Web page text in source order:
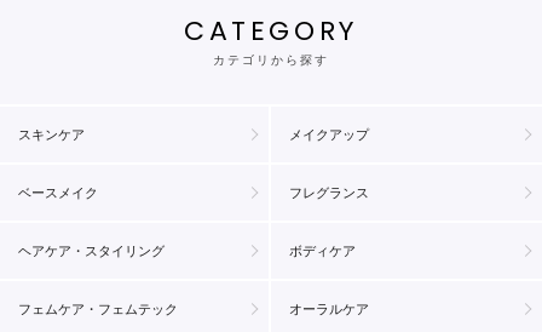
CATEGORY
カテゴリから探す
スキンケア メイクアップ
ベースメイク フレグランス
ヘアケア・スタイリング ボディケア
フェムケア・フェムテック オーラルケア